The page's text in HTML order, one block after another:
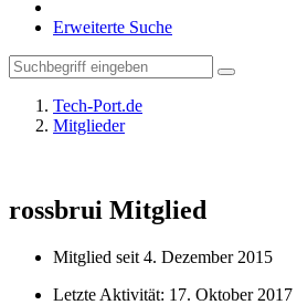
Erweiterte Suche
Tech-Port.de
Mitglieder
rossbrui Mitglied
Mitglied seit 4. Dezember 2015
Letzte Aktivität: 17. Oktober 2017